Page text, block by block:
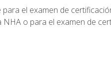
el examen de
NHA o para el examen de